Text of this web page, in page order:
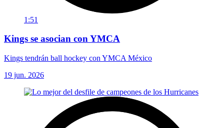
1:51
Kings se asocian con YMCA
Kings tendrán ball hockey con YMCA México
19 jun. 2026